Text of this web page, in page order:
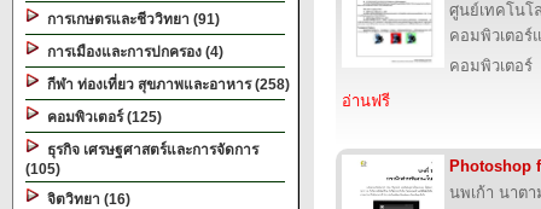
การเกษตรและชีววิทยา (91)
การเมืองและการปกครอง (4)
กีฬา ท่องเที่ยว สุขภาพและอาหาร (258)
คอมพิวเตอร์ (125)
ธุรกิจ เศรษฐศาสตร์และการจัดการ
(105)
จิตวิทยา (16)
ศูนย์เทคโนโ
คอมพิวเตอร์
คอมพิวเตอร์
อ่านฟรี
Photoshop
นพเก้า นาต